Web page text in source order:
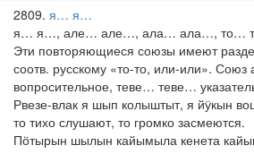
2809 я… я…
я… я…, але… але…, ала… ала…, то…
Эти повторяющиеся союзы имеют
соотв. русскому «то-то, или-или».
вопросительное, теве… теве…
Рвезе-влак я шып колыштыт, я йӱкын
то тихо слушают, то громко засмеются.
Пӧтырын шылын кайымыла кенета